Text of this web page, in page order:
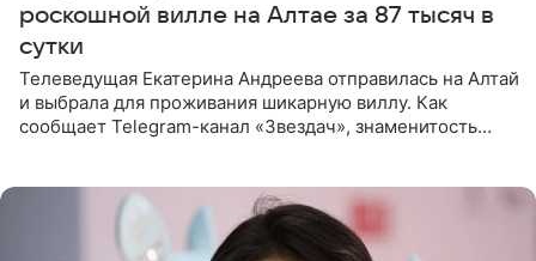
роскошной вилле на Алтае за 87 тысяч в
сутки
Телеведущая Екатерина Андреева отправилась на Алтай
и выбрала для проживания шикарную виллу. Как
сообщает Telegram-канал «Звездач», знаменитость